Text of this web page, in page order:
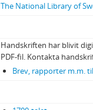
The National Library of
Handskriften har blivit
PDF-fil. Kontakta
Brev, rapporter m.m.